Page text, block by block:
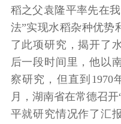
稻之父袁隆平率先在
法”实现水稻杂种优势
了此项研究，揭开了
后一段时间里，他以
察研究，但直到1970
月，湖南省在常德召
平就研究情况作了汇